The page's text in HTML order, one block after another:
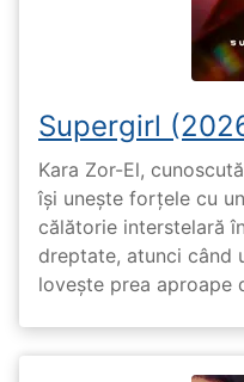
Supergirl
Kara Zor-El,
își unește forțele cu
călătorie interstelară
dreptate, atunci când
lovește prea aproape